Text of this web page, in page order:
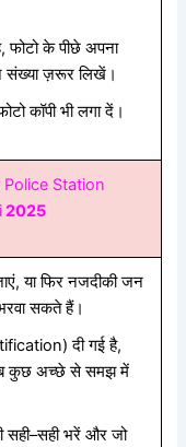
,फोटो के पीछे अपना
संख्या ज़रूर लिखें।
कॉपी भी लगा दें।
Station
2025
,या फिर नजदीकी जन
सकते हैं।
दी गई है,
कुछ अच्छे से समझ में
सही–सही भरें और जो